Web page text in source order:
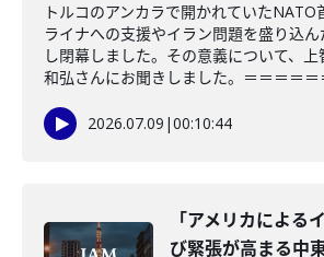
トルコのアンカラで開かれていたNATO
ライナへの支援やイラン問題を盛り込
し閉幕しました。その意義について、
和弘さんにお聞きしました。＝＝＝＝＝
2026.07.09 |00:10:44
「アメリカによる
び緊張が高まる中